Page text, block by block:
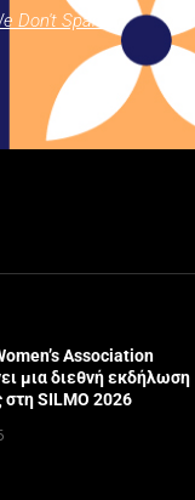
Don't Spam.
Association
μια διεθνή εκδήλωση
στη SILMO 2026